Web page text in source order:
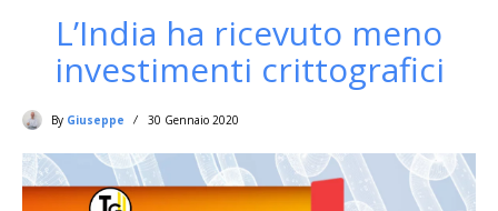
L’India ha ricevuto meno
investimenti crittografici
By Giuseppe 30 Gennaio 2020